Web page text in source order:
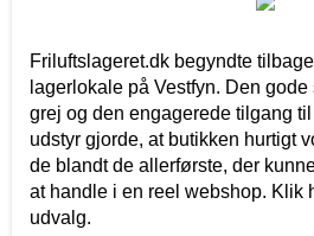
Friluftslageret.dk begyndte
lagerlokale på Vestfyn. Den
grej og den engagerede tilgang
udstyr gjorde, at butikken hurtigt
de blandt de allerførste, der
at handle i en reel webshop. Klik
udvalg.